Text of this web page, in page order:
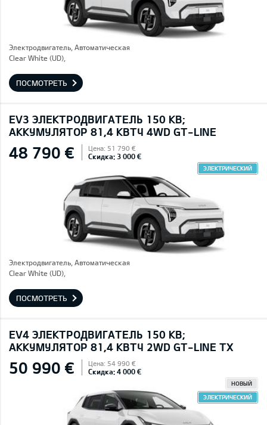
Электродвигатель, Автоматическая
Clear White (UD),
ПОСМОТРЕТЬ
EV3 ЭЛЕКТРОДВИГАТЕЛЬ 150 КВ;
AККУМУЛЯТОР 81,4 КВТЧ 4WD GT-LINE
48 790 € Цена: 51 790 €
Скидка: 3 000 €
ЭЛЕКТРИЧЕСКИЙ
Электродвигатель, Автоматическая
Clear White (UD),
ПОСМОТРЕТЬ
EV4 ЭЛЕКТРОДВИГАТЕЛЬ 150 КВ;
AККУМУЛЯТОР 81,4 КВТЧ 2WD GT-LINE TX
50 990 € Цена: 54 990 €
Скидка: 4 000 €
НОВЫЙ
ЭЛЕКТРИЧЕСКИЙ